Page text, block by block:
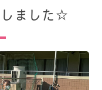
しました☆